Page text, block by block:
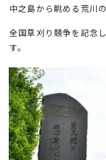
中之島から眺める荒川
全国草刈り競争を記念
す。